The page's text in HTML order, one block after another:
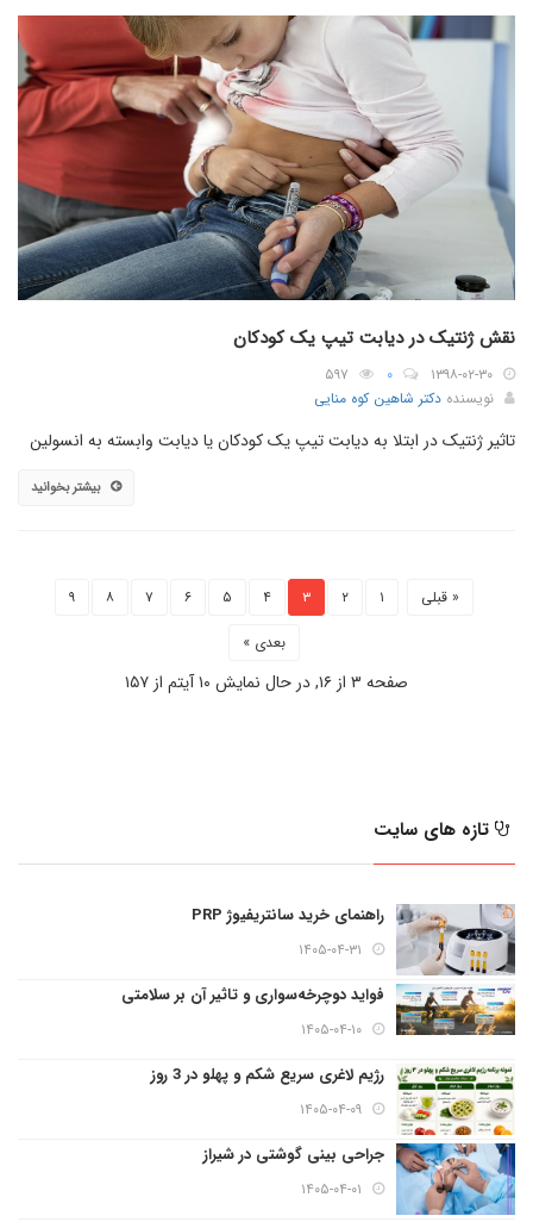
نقش ژنتیک در دیابت تیپ یک کودکان
۱۳۹۸-۰۲-۳۰ ۰
۵۹۷
نویسنده دکتر شاهین کوه منایی
تاثیر ژنتیک در ابتلا به دیابت تیپ یک کودکان یا دیابت وابسته به انسولین
بیشتر بخوانید
« قبلی ۱ ۲ ۳ ۴ ۵ ۶ ۷ ۸
۹
بعدی »
صفحه ۳ از ۱۶, در حال نمایش ۱۰ آیتم از ۱۵۷
تازه های سایت
راهنمای خرید سانتریفیوژ PRP
۱۴۰۵-۰۴-۳۱
فواید دوچرخه‌سواری و تاثیر آن بر سلامتی
۱۴۰۵-۰۴-۱۰
رژیم لاغری سریع شکم و پهلو در 3 روز
۱۴۰۵-۰۴-۰۹
جراحی بینی گوشتی در شیراز
۱۴۰۵-۰۴-۰۱